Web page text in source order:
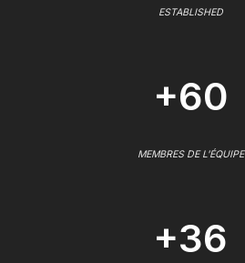
ESTABLISHED
+60
MEMBRES DE L'ÉQUIPE
+36